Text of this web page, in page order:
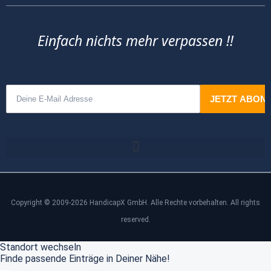
Einfach nichts mehr verpassen !!
Copyright © 2009-2026 HandicapX GmbH. Alle Rechte vorbehalten. All rights
reserved.
Standort wechseln
Finde passende Einträge in Deiner Nähe!